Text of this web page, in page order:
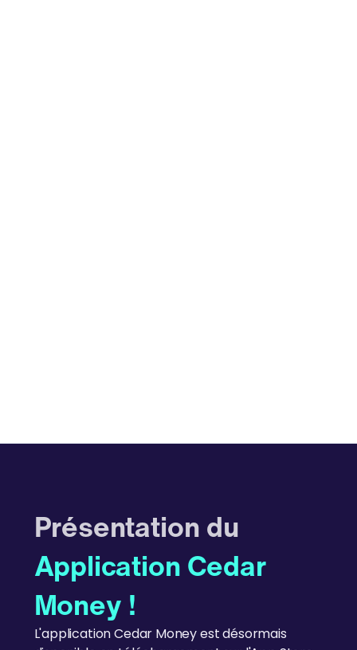
Présentation du
Application Cedar
Money !
L'application Cedar Money est désormais